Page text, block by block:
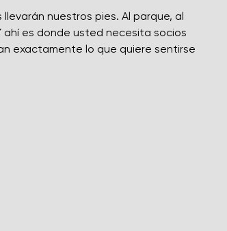
nuestros pies. Al parque, al
ahí es donde usted necesita socios
exactamente lo que quiere sentirse